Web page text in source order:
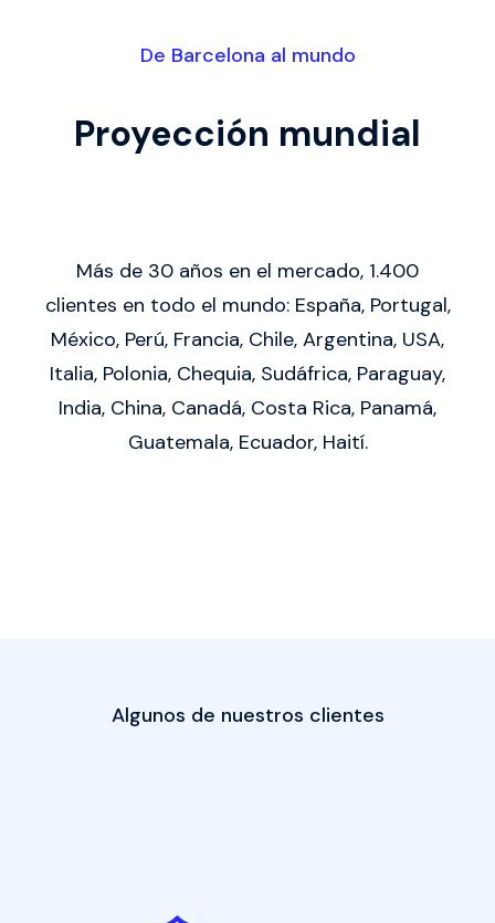
FRACTTAL adquiere TCMAN |
De Barcelona al mundo
Proyección mundial
Más de 30 años en el mercado, 1.400
clientes en todo el mundo: España, Portugal,
México, Perú, Francia, Chile, Argentina, USA,
Italia, Polonia, Chequia, Sudáfrica, Paraguay,
India, China, Canadá, Costa Rica, Panamá,
Guatemala, Ecuador, Haití.
Algunos de nuestros clientes